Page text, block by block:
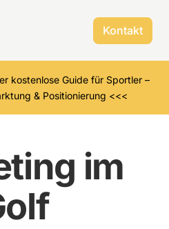
Sport
Kontakt
kostenlose Guide für Sportler –
& Positionierung <<<
im